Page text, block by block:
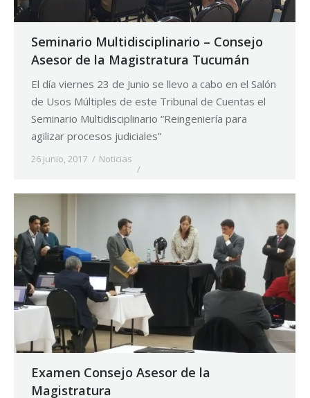
Seminario Multidisciplinario – Consejo
Asesor de la Magistratura Tucumán
El día viernes 23 de Junio se llevo a cabo en el Salón
de Usos Múltiples de este Tribunal de Cuentas el
Seminario Multidisciplinario “Reingeniería para
agilizar procesos judiciales”
26 junio, 2017 Noticias
Examen Consejo Asesor de la
Magistratura